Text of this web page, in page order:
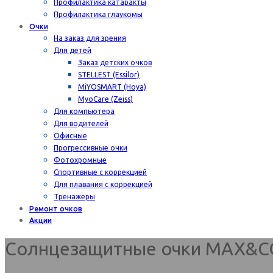
Профилактика катаракты
Профилактика глаукомы
Очки
На заказ для зрения
Для детей
Заказ детских очков
STELLEST (Essilor)
MiYOSMART (Hoya)
MyoCare (Zeiss)
Для компьютера
Для водителей
Офисные
Прогрессивные очки
Фотохромные
Спортивные с коррекцией
Для плавания с коррекцией
Тренажеры
Ремонт очков
Акции
Солнцезащитные очки